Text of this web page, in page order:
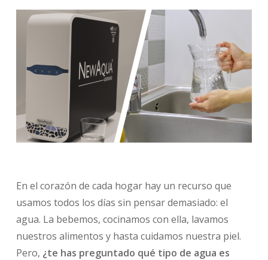
En el corazón de cada hogar hay un recurso que
usamos todos los días sin pensar demasiado: el
agua. La bebemos, cocinamos con ella, lavamos
nuestros alimentos y hasta cuidamos nuestra piel.
Pero, ¿te has preguntado qué tipo de agua es